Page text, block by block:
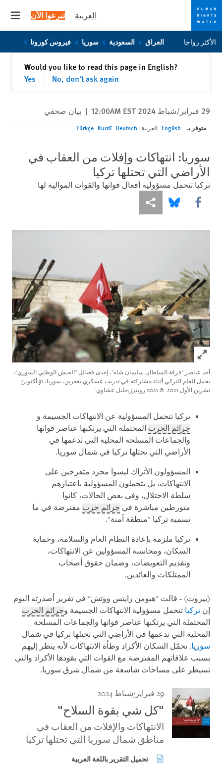
Skip
to
Skip
to
العربية تبرعوا الآن
الأكثر رواجا العراق السعودية سوريا فيروس كورونا
Would you like to read this page in English?
Yes
No, don't ask again
✕إغلاق
29 فبراير/شباط 2024 12:00AM EST | بيان صحفي
متوفر بـ English العربية Deutsch
Kurdî
Türkçe
سوريا: انتهاكات وإفلات من العقاب في
الأراضي التي تحتلها تركيا
تركيا تتحمل مسؤولية أفعال قواتها والقوات الموالية لها
Share this via Facebook
Share this via Bluesky
Share this via مشاركة
Click to expand Image
أحد عناصر "فرقة السلطان سليمان شاه"، إحدى فصائل "الجيش الوطني السوري"،
يحمل العلم التركي أثناء مشاركته في تدريب عسكري بعفرين، سوريا، 31 أكتوبر/
تشرين الأول 2021.
© 2021 رويترز/خليل عشاوي
تركيا تتحمل المسؤولية عن الانتهاكات الجسيمة و
جرائم الحرب المحتملة التي يرتكبها عناصر قواتها
والجماعات المسلحة المحلية التي تدعمها في
الأراضي التي تحتلها تركيا في شمال سوريا.
المسؤولون الأتراك ليسوا مجرد متفرجين على
الانتهاكات، بل يتحملون المسؤولية باعتبارهم
سلطة الاحتلال، وفي بعض الحالات، كانوا
متورطين مباشرة في جرائم حرب مفترضة في ما
تسميه تركيا "منطقة آمنة".
تركيا ملزمة بإعادة النظام العام والسلامة، وحماية
السكان، ومحاسبة المسؤولين عن الانتهاكات،
وتقديم التعويضات، وضمان حقوق أصحاب
الممتلكات والعائدين.
(بيروت) - قالت "هيومن رايتس ووتش" في تقرير أصدرته اليوم
إن تركيا تتحمل مسؤولية الانتهاكات الجسيمة وجرائم الحرب
المحتملة التي يرتكبها عناصر قواتها والجماعات المسلحة
المحلية التي تدعمها في الأراضي التي تحتلها تركيا في شمال
سوريا. تحمّل السكان الأكراد وطأة الانتهاكات لأنه ينظر إليهم
بسبب علاقاتهم المفترضة مع القوات التي يقودها الأكراد والتي
تسيطر على مساحات شاسعة من شمال شرق سوريا.
29 فبراير/شباط 2024
"كل شي بقوة السلاح"
الانتهاكات والإفلات من العقاب في
مناطق شمال سوريا التي تحتلها تركيا
تحميل التقرير باللغة العربية